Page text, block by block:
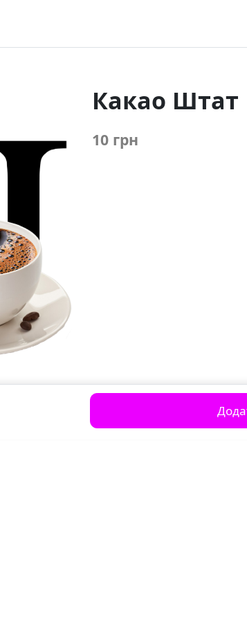
Какао Штат
10 грн